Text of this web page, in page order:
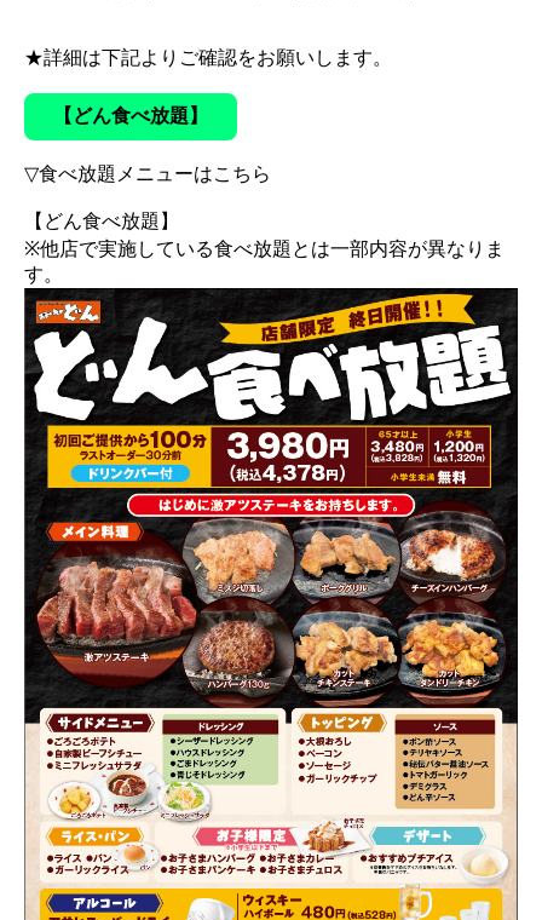
★詳細は下記よりご確認をお願いします。
【どん食べ放題】
▽食べ放題メニューはこちら
【どん食べ放題】
※他店で実施している食べ放題とは一部内容が異なりま
す。